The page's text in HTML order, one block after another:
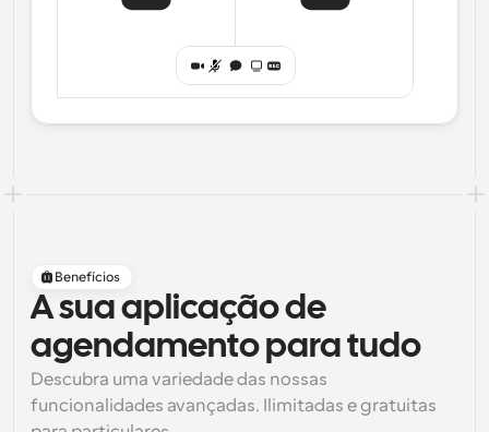
Benefícios
A sua aplicação de
agendamento para tudo
Descubra uma variedade das nossas
funcionalidades avançadas. Ilimitadas e gratuitas